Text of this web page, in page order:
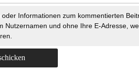
Informationen zum kommentierten
Nutzernamen und ohne Ihre E-Adresse,